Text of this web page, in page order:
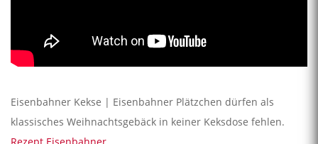
Eisenbahner Kekse | Eisenbahner Plätzchen dürfen als
klassisches Weihnachtsgebäck in keiner Keksdose fehlen.
Rezept Eisenbahner